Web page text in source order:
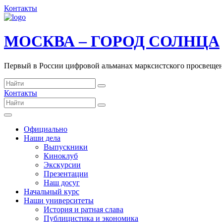
Контакты
МОСКВА – ГОРОД СОЛНЦА
Первый в России цифровой альманах марксистского
Контакты
Официально
Наши дела
Выпускники
Киноклуб
Экскурсии
Презентации
Наш досуг
Начальный курс
Наши университеты
История и ратная слава
Публицистика и экономика